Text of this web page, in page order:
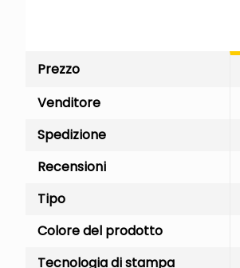
Prezzo
Venditore
Spedizione
Recensioni
Tipo
Colore del prodotto
Tecnologia di stampa